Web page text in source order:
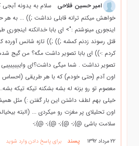
امیر حسین فلاحی
سلام به یدونه
خواهش میکنم ترانه قابلی نداشت ;)) ... به هر
اینجوری مینوشتم :"> ای بابا خدانکنه اینجوری
قتل رسوند زدنم کمشه ;)) ;)) تازه شانس آورده
کردم :-)) ای بابا تصویر داشت مگه؟ من گیج
تصویر نداشت . شما میگی داشت؟ای
اون آدم (حتی خودم) که با هر طریقی (احساس
خیلی بهم لطف داشتن این بار گفتن :) مثل
اون تحلیلای پر مغزت رو میکردی ... (البته
سلامت باشی @};- @};- @};- @};-
22 مرداد 1392 پسند برای پاسخ دادن وارد شوید